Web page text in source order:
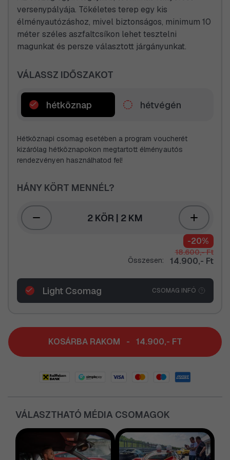
versenypályája. Tökéletes terep egy kis
élményautózáshoz, mivel biztonságos, minimum 10
méter széles aszfaltcsíkon lehet tesztelni
magunkat és persze választott járgányunkat.
VÁLASSZ IDŐSZAKOT
hétköznap hétvégén
Hétköznapi csomag esetében a program voucherét
kizárólag hétköznapokon megtartott élményautós
rendezvényen használhatod fel!
HÁNY KÖRT MENNÉL?
2 KÖR | 2 KM
Összesen:
-20%
18.600,- Ft
14.900,- Ft
Light Csomag CSOMAG INFÓ
KOSÁRBA RAKOM - 14.900,- FT
VÁLASZTHATÓ MÉDIA CSOMAGOK